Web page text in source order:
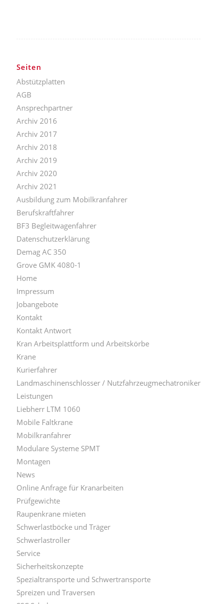
Seiten
Abstützplatten
AGB
Ansprechpartner
Archiv 2016
Archiv 2017
Archiv 2018
Archiv 2019
Archiv 2020
Archiv 2021
Ausbildung zum Mobilkranfahrer
Berufskraftfahrer
BF3 Begleitwagenfahrer
Datenschutzerklärung
Demag AC 350
Grove GMK 4080-1
Home
Impressum
Jobangebote
Kontakt
Kontakt Antwort
Kran Arbeitsplattform und Arbeitskörbe
Krane
Kurierfahrer
Landmaschinenschlosser / Nutzfahrzeugmechatroniker
Leistungen
Liebherr LTM 1060
Mobile Faltkrane
Mobilkranfahrer
Modulare Systeme SPMT
Montagen
News
Online Anfrage für Kranarbeiten
Prüfgewichte
Raupenkrane mieten
Schwerlastböcke und Träger
Schwerlastroller
Service
Sicherheitskonzepte
Spezialtransporte und Schwertransporte
Spreizen und Traversen